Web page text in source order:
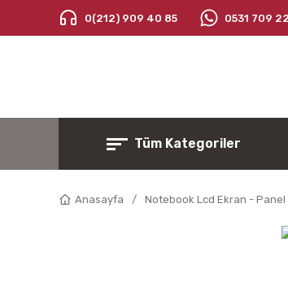
0(212) 909 40 85 0531 709
Tüm Kategoriler
Anasayfa Notebook Lcd Ekran - Panel